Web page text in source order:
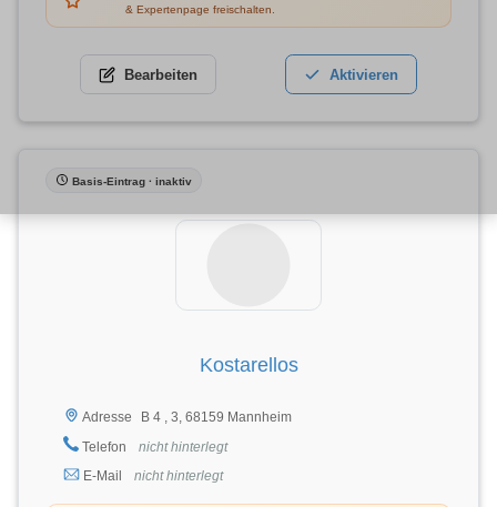
& Expertenpage freischalten.
Bearbeiten Aktivieren
Basis-Eintrag · inaktiv
Kostarellos
Adresse
B 4 , 3, 68159 Mannheim
Telefon
nicht hinterlegt
E-Mail
nicht hinterlegt